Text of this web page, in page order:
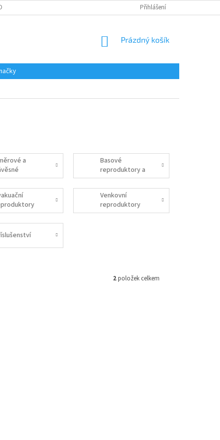
Přihlášení
NÁKUPNÍ
Prázdný košík
a
Basové
reproduktory a
subwoofery
Venkovní
reproduktory
2položek celkem